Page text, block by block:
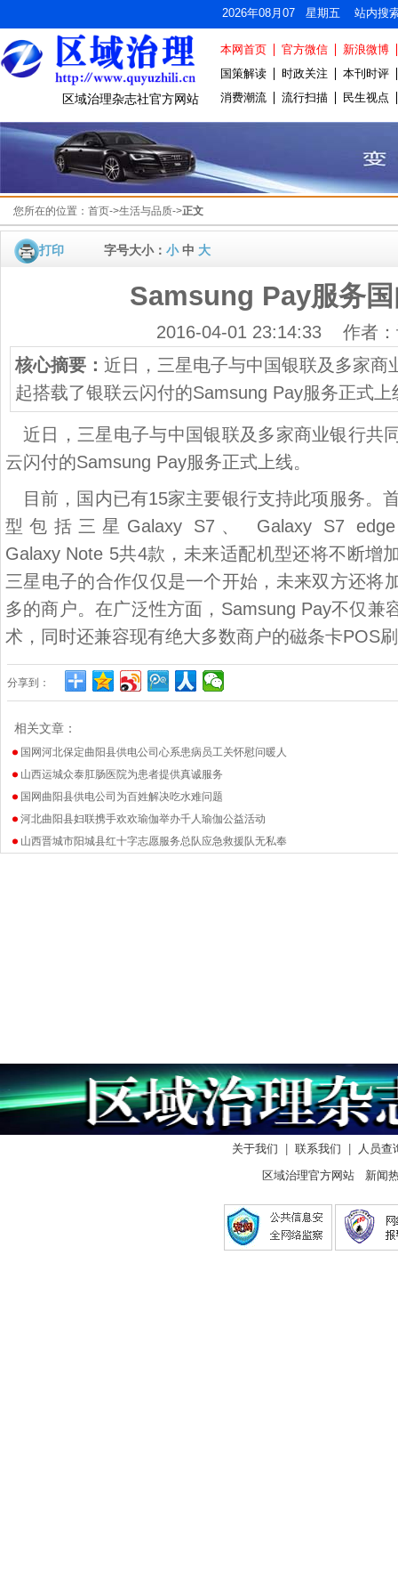
2026年08月07 星期五 站内搜
区域治理杂志社官方网站
本网首页 官方微信
新浪微博
国策解读
时政关注
本刊时评
消费潮流
流行扫描 民生视点
您所在的位置： 首页->生活与品质->正文
打印 字号大小： 小中 大
Samsung Pay服务
2016-04-01 23:14:33 作者：
核心摘要： 近日，三星电子与中国银联及多家商
起搭载了银联云闪付的Samsung Pay服务正式上
近日，三星电子与中国银联及多家商业银行共
云闪付的Samsung Pay服务正式上线。
目前，国内已有15家主要银行支持此项服务。
型包括三星 Galaxy S7 、 Galaxy S7 edge
Galaxy Note 5共4款，未来适配机型还将不断增
三星电子的合作仅仅是一个开始，未来双方还将
多的商户。在广泛性方面， Samsung Pay不仅兼
术，同时还兼容现有绝大多数商户的磁条卡POS
分享到：
相关文章：
国网河北保定曲阳县供电公司心系患病员工关怀慰问暖人
山西运城众泰肛肠医院为患者提供真诚服务
国网曲阳县供电公司为百姓解决吃水难问题
河北曲阳县妇联携手欢欢瑜伽举办千人瑜伽公益活动
山西晋城市阳城县红十字志愿服务总队应急救援队无私奉
关于我们 联系我们
人员查
区域治理官方网站 新闻